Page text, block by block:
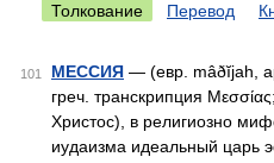
Толкование Перевод
101 МЕССИЯ — (евр. mâðĭjah,
греч. транскрипция
Христос), в религиозно
иудаизма идеальный царь